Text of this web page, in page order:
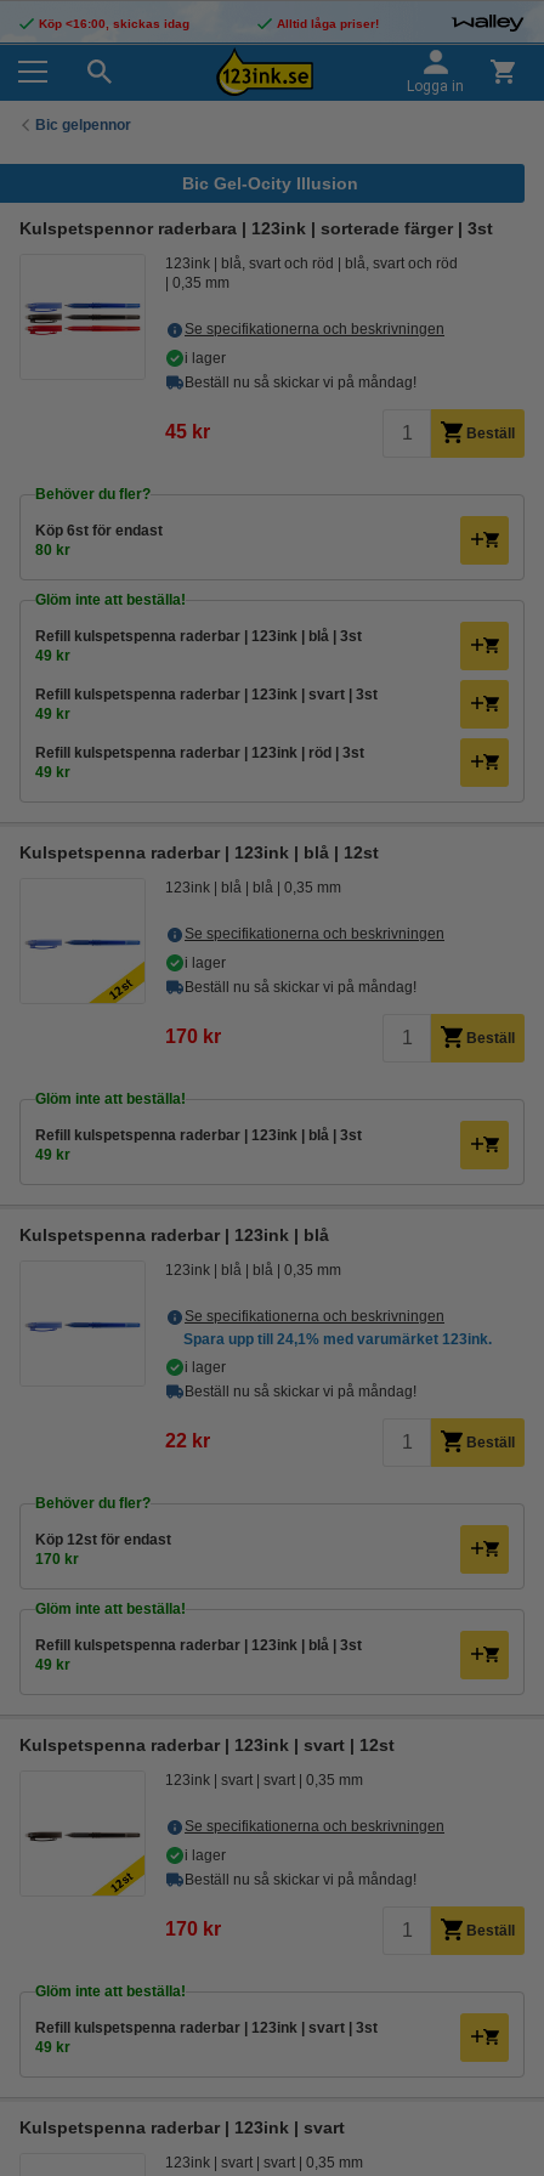
Köp <16:00, skickas idag Alltid låga priser!
Logga in
Bic gelpennor
Bic Gel-Ocity Illusion
Kulspetspennor raderbara | 123ink | sorterade färger | 3st
123ink blå, svart och röd
blå, svart och röd
0,35 mm
Se specifikationerna och beskrivningen
i lager
Beställ nu så skickar vi på måndag!
45 kr Beställ
Behöver du fler?
Köp 6st för endast
80 kr
Glöm inte att beställa!
Refill kulspetspenna raderbar | 123ink | blå | 3st
49 kr
Refill kulspetspenna raderbar | 123ink | svart | 3st
49 kr
Refill kulspetspenna raderbar | 123ink | röd | 3st
49 kr
Kulspetspenna raderbar | 123ink | blå | 12st
123ink blå blå 0,35 mm
Se specifikationerna och beskrivningen
i lager
Beställ nu så skickar vi på måndag!
170 kr Beställ
Glöm inte att beställa!
Refill kulspetspenna raderbar | 123ink | blå | 3st
49 kr
Kulspetspenna raderbar | 123ink | blå
123ink blå blå 0,35 mm
Se specifikationerna och beskrivningen
Spara upp till 24,1% med varumärket 123ink.
i lager
Beställ nu så skickar vi på måndag!
22 kr Beställ
Behöver du fler?
Köp 12st för endast
170 kr
Glöm inte att beställa!
Refill kulspetspenna raderbar | 123ink | blå | 3st
49 kr
Kulspetspenna raderbar | 123ink | svart | 12st
123ink svart svart 0,35 mm
Se specifikationerna och beskrivningen
i lager
Beställ nu så skickar vi på måndag!
170 kr Beställ
Glöm inte att beställa!
Refill kulspetspenna raderbar | 123ink | svart | 3st
49 kr
Kulspetspenna raderbar | 123ink | svart
123ink svart svart 0,35 mm